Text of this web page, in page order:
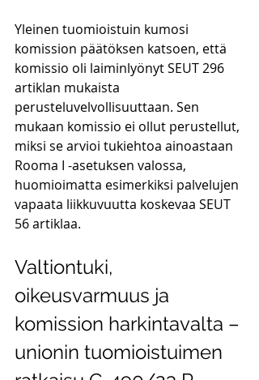
Yleinen tuomioistuin kumosi
komission päätöksen katsoen, että
komissio oli laiminlyönyt SEUT 296
artiklan mukaista
perusteluvelvollisuuttaan. Sen
mukaan komissio ei ollut perustellut,
miksi se arvioi tukiehtoa ainoastaan
Rooma I -asetuksen valossa,
huomioimatta esimerkiksi palvelujen
vapaata liikkuvuutta koskevaa SEUT
56 artiklaa.
Valtiontuki,
oikeusvarmuus ja
komission harkintavalta –
unionin tuomioistuimen